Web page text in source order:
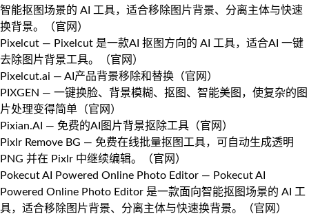
智能抠图场景的 AI 工具，适合移除图片背景、分离主体与快速
换背景。（官网 ）
Pixelcut — Pixelcut 是一款AI 抠图方向的 AI 工具，适合AI 一键
去除图片背景工具。（官网 ）
Pixelcut.ai — AI产品背景移除和替换（官网 ）
PIXGEN — 一键换脸、背景模糊、抠图、智能美图，使复杂的图
片处理变得简单（官网 ）
Pixian.AI — 免费的AI图片背景抠除工具（官网 ）
Pixlr Remove BG — 免费在线批量抠图工具，可自动生成透明
PNG 并在 Pixlr 中继续编辑。（官网 ）
Pokecut AI Powered Online Photo Editor — Pokecut AI
Powered Online Photo Editor 是一款面向智能抠图场景的 AI 工
具，适合移除图片背景、分离主体与快速换背景。（官网 ）